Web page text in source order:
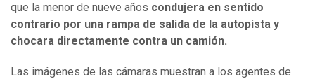
que la menor de nueve años condujera en sentido
contrario por una rampa de salida de la autopista y
chocara directamente contra un camión.
Las imágenes de las cámaras muestran a los agentes de